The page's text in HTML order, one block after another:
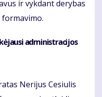
ir vyk­dant de­ry­bas
ad­mi­nist­ra­ci­jos
Ne­ri­jus Ce­siu­lis